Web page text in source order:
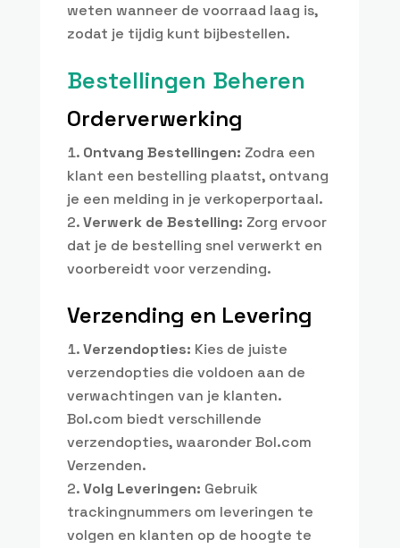
weten wanneer de voorraad laag is,
zodat je tijdig kunt bijbestellen.
Bestellingen Beheren
Orderverwerking
Ontvang Bestellingen: Zodra een
klant een bestelling plaatst, ontvang
je een melding in je verkoperportaal.
Verwerk de Bestelling: Zorg ervoor
dat je de bestelling snel verwerkt en
voorbereidt voor verzending.
Verzending en Levering
Verzendopties: Kies de juiste
verzendopties die voldoen aan de
verwachtingen van je klanten.
Bol.com biedt verschillende
verzendopties, waaronder Bol.com
Verzenden.
Volg Leveringen: Gebruik
trackingnummers om leveringen te
volgen en klanten op de hoogte te